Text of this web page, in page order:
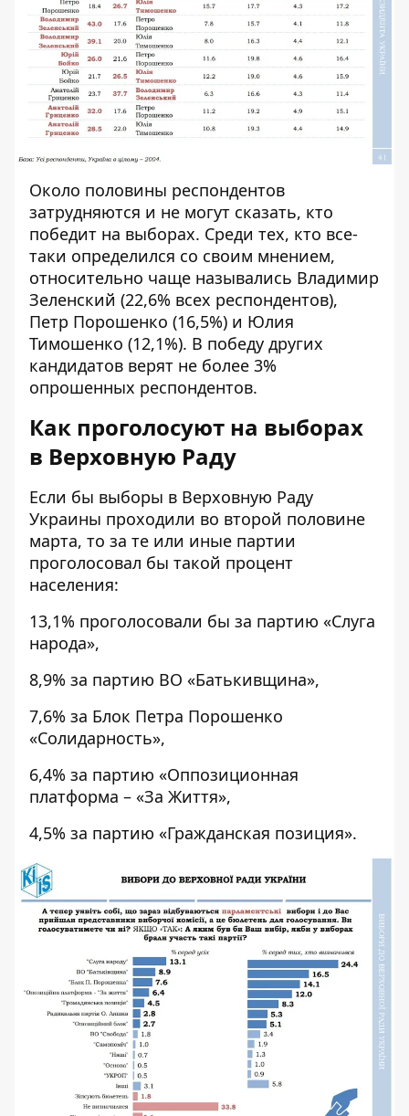
Около половины респондентов
затрудняются и не могут сказать, кто
победит на выборах. Среди тех, кто все-
таки определился со своим мнением,
относительно чаще назывались Владимир
Зеленский (22,6% всех респондентов),
Петр Порошенко (16,5%) и Юлия
Тимошенко (12,1%). В победу других
кандидатов верят не более 3%
опрошенных респондентов.
Как проголосуют на выборах
в Верховную Раду
Если бы выборы в Верховную Раду
Украины проходили во второй половине
марта, то за те или иные партии
проголосовал бы такой процент
населения:
13,1% проголосовали бы за партию «Слуга
народа»,
8,9% за партию ВО «Батькивщина»,
7,6% за Блок Петра Порошенко
«Солидарность»,
6,4% за партию «Оппозиционная
платформа – «За Життя»,
4,5% за партию «Гражданская позиция».